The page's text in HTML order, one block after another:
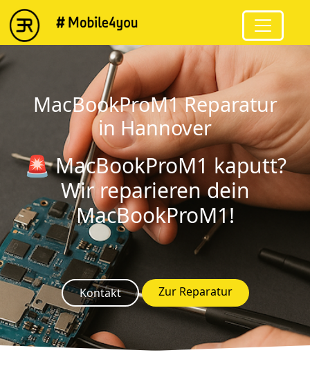
string(12) "MacBookProM1"
MacBookProM1 Reparatur
in Hannover
🚨 MacBookProM1 kaputt?
Wir reparieren dein
MacBookProM1!
Kontakt Zur Reparatur